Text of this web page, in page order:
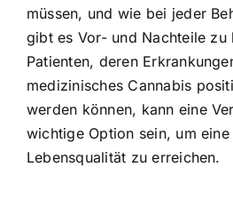
müssen, und wie bei jeder
gibt es Vor- und Nachteile zu
Patienten, deren
medizinisches Cannabis
werden können, kann eine
wichtige Option sein, um
Lebensqualität zu erreichen.